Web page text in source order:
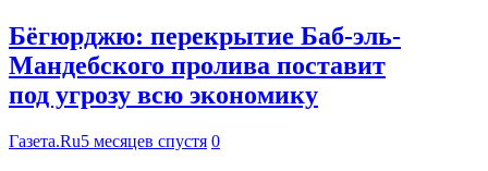
Бёгюрджю: перекрытие Баб-эль-
Мандебского пролива поставит
под угрозу всю экономику
Газета.Ru5 месяцев спустя 0